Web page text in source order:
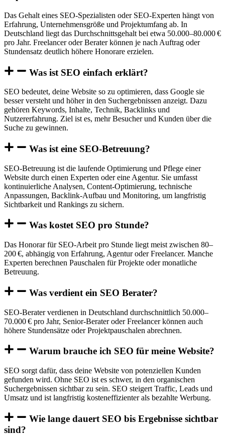
Das Gehalt eines SEO-Spezialisten oder SEO-Experten hängt von
Erfahrung, Unternehmensgröße und Projektumfang ab. In
Deutschland liegt das Durchschnittsgehalt bei etwa 50.000–80.000 €
pro Jahr. Freelancer oder Berater können je nach Auftrag oder
Stundensatz deutlich höhere Honorare erzielen.
Was ist SEO einfach erklärt?
SEO bedeutet, deine Website so zu optimieren, dass Google sie
besser versteht und höher in den Suchergebnissen anzeigt. Dazu
gehören Keywords, Inhalte, Technik, Backlinks und
Nutzererfahrung. Ziel ist es, mehr Besucher und Kunden über die
Suche zu gewinnen.
Was ist eine SEO-Betreuung?
SEO-Betreuung ist die laufende Optimierung und Pflege einer
Website durch einen Experten oder eine Agentur. Sie umfasst
kontinuierliche Analysen, Content-Optimierung, technische
Anpassungen, Backlink-Aufbau und Monitoring, um langfristig
Sichtbarkeit und Rankings zu sichern.
Was kostet SEO pro Stunde?
Das Honorar für SEO-Arbeit pro Stunde liegt meist zwischen 80–
200 €, abhängig von Erfahrung, Agentur oder Freelancer. Manche
Experten berechnen Pauschalen für Projekte oder monatliche
Betreuung.
Was verdient ein SEO Berater?
SEO-Berater verdienen in Deutschland durchschnittlich 50.000–
70.000 € pro Jahr, Senior-Berater oder Freelancer können auch
höhere Stundensätze oder Projektpauschalen abrechnen.
Warum brauche ich SEO für meine Website?
SEO sorgt dafür, dass deine Website von potenziellen Kunden
gefunden wird. Ohne SEO ist es schwer, in den organischen
Suchergebnissen sichtbar zu sein. SEO steigert Traffic, Leads und
Umsatz und ist langfristig kosteneffizienter als bezahlte Werbung.
Wie lange dauert SEO bis Ergebnisse sichtbar
sind?